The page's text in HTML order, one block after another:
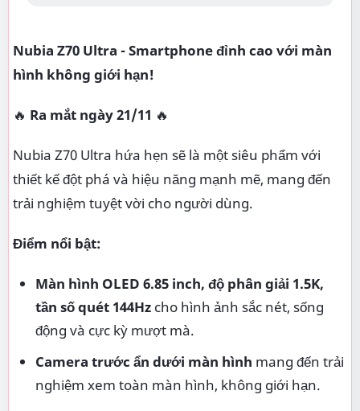
Nubia Z70 Ultra - Smartphone đỉnh cao với màn
hình không giới hạn!
🔥 Ra mắt ngày 21/11 🔥
Nubia Z70 Ultra hứa hẹn sẽ là một siêu phẩm với
thiết kế đột phá và hiệu năng mạnh mẽ, mang đến
trải nghiệm tuyệt vời cho người dùng.
Điểm nổi bật:
Màn hình OLED 6.85 inch, độ phân giải 1.5K,
tần số quét 144Hz cho hình ảnh sắc nét, sống
động và cực kỳ mượt mà.
Camera trước ẩn dưới màn hình mang đến trải
nghiệm xem toàn màn hình, không giới hạn.